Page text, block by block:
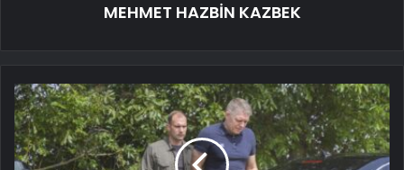
MEHMET HAZBİN KAZBEK